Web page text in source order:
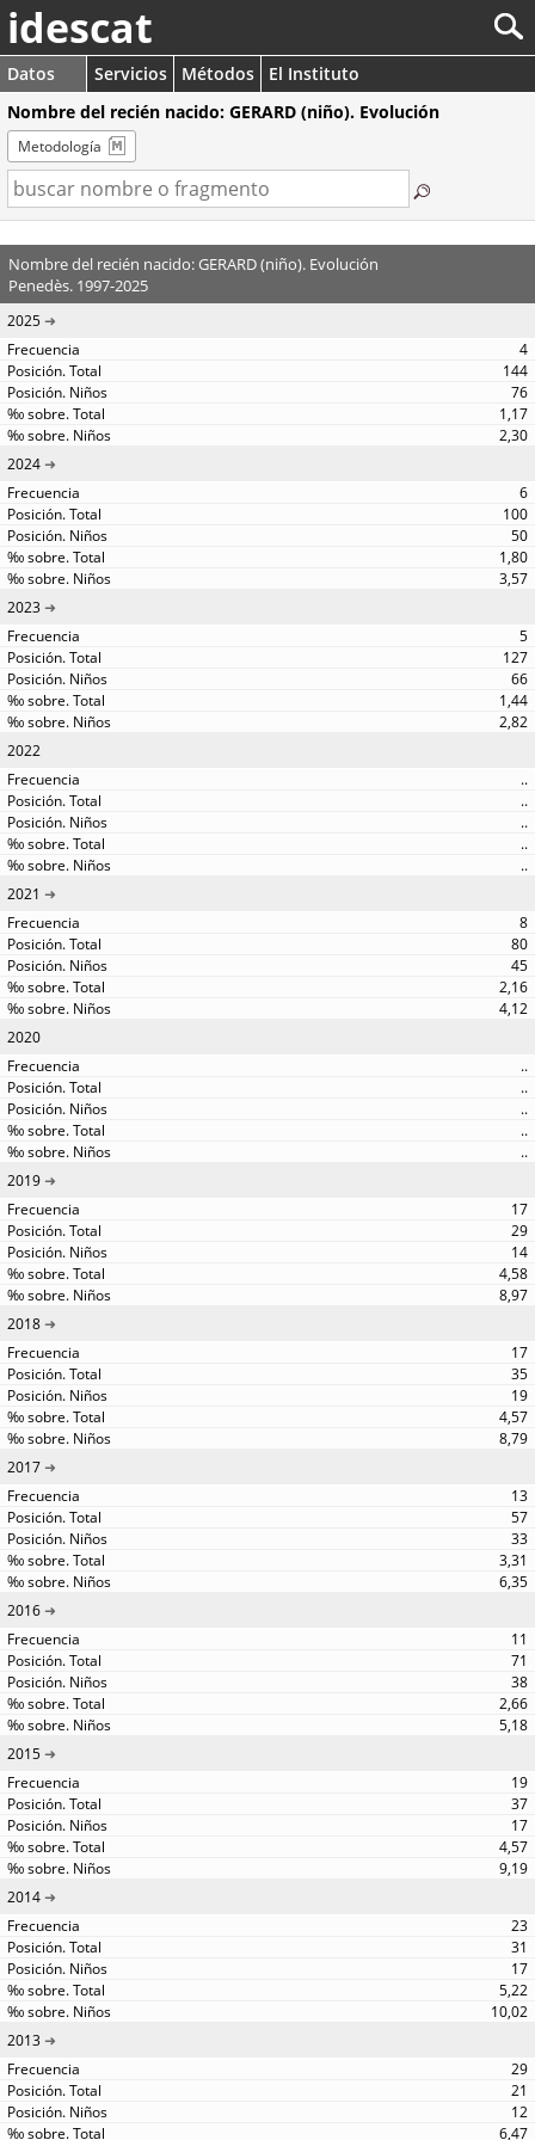
idescat
Datos Servicios Métodos
El Instituto
Nombre del recién nacido: GERARD (niño). Evolución
Metodología
Nombre del recién nacido: GERARD (niño). Evolución
Penedès. 1997-2025
2025
4
144
76
1,17
2,30
2024
6
100
50
1,80
3,57
2023
5
127
66
1,44
2,82
2022
..
..
..
..
..
2021
8
80
45
2,16
4,12
2020
..
..
..
..
..
2019
17
29
14
4,58
8,97
2018
17
35
19
4,57
8,79
2017
13
57
33
3,31
6,35
2016
11
71
38
2,66
5,18
2015
19
37
17
4,57
9,19
2014
23
31
17
5,22
10,02
2013
29
21
12
6,47